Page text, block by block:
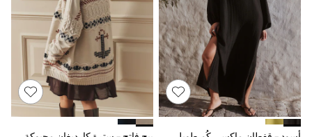
Trousers
Skirts
Shirts
Polo Shirts
Sweatshirts
Cardigans
Coats & Jackets
Underwear
Socks & Tights